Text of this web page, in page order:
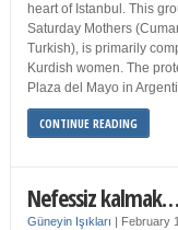
heart of Istanbul. This
Saturday Mothers
Turkish), is primarily
Kurdish women. The
Plaza del Mayo in
CONTINUE READING
Nefessiz
Güneyin Işıkları | February